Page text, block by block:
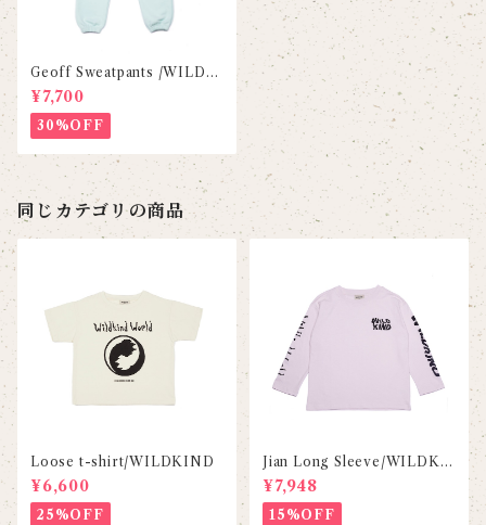
Geoff Sweatpants /WILDK
IND
¥7,700
30%OFF
同じカテゴリの商品
Loose t-shirt/WILDKIND
¥6,600
25%OFF
Jian Long Sleeve/WILDKI
ND
¥7,948
15%OFF